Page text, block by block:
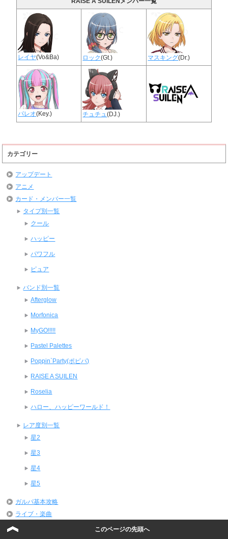
レイヤ(Vo&Ba) ロック(Gt.) マスキング(Dr.)
パレオ(Key.) チュチュ(DJ.)
カテゴリー
アップデート
アニメ
カード・メンバー一覧
タイプ別一覧
クール
ハッピー
パワフル
ピュア
バンド別一覧
Afterglow
Morfonica
MyGO!!!!!
Pastel Palettes
Poppin`Party(ポピパ)
RAISE A SUILEN
Roselia
ハロー、ハッピーワールド！
レア度別一覧
星2
星3
星4
星5
ガルパ基本攻略
ライブ・楽曲
リセマラ・ガチャ
このページの先頭へ